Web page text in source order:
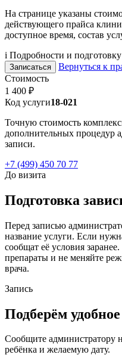
На странице указаны
действующего прайса
доступное время, состав
i Подробности и
Записаться
Вернуться к
Стоимость
1 400 ₽
Код услуги18-021
Точную стоимость
дополнительных процедур
записи.
+7 (499) 450 70 77
До визита
Подготовка
Перед записью
название услуги. Если
сообщат её условия
препараты и не меняйте
врача.
Запись
Подберём
Сообщите администратору
ребёнка и желаемую дату.